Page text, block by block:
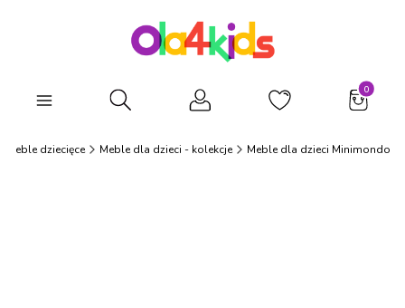
Otwórz wyszukiwarkę
Meble dziecięce Meble dla dzieci - kolekcje Meble dla dzieci Minimondo